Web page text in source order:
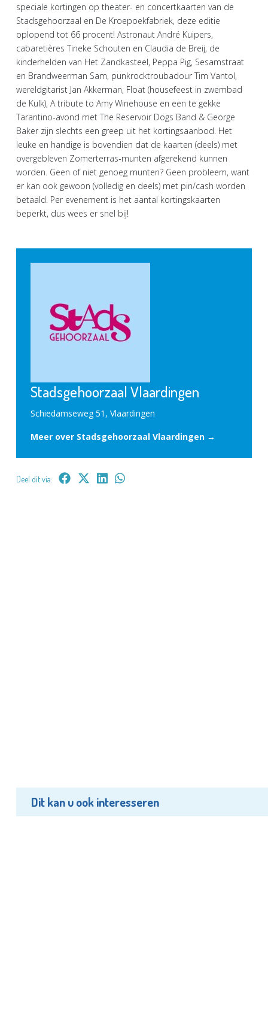
speciale kortingen op theater- en concertkaarten van de
Stadsgehoorzaal en De Kroepoekfabriek, deze editie
oplopend tot 66 procent! Astronaut André Kuipers,
cabaretières Tineke Schouten en Claudia de Breij, de
kinderhelden van Het Zandkasteel, Peppa Pig, Sesamstraat
en Brandweerman Sam, punkrocktroubadour Tim Vantol,
wereldgitarist Jan Akkerman, Float (housefeest in zwembad
de Kulk), A tribute to Amy Winehouse en een te gekke
Tarantino-avond met The Reservoir Dogs Band & George
Baker zijn slechts een greep uit het kortingsaanbod. Het
leuke en handige is bovendien dat de kaarten (deels) met
overgebleven Zomerterras-munten afgerekend kunnen
worden. Geen of niet genoeg munten? Geen probleem, want
er kan ook gewoon (volledig en deels) met pin/cash worden
betaald. Per evenement is het aantal kortingskaarten
beperkt, dus wees er snel bij!
Stadsgehoorzaal Vlaardingen
Schiedamseweg 51, Vlaardingen
Meer over Stadsgehoorzaal Vlaardingen →
Deel dit via:
Dit kan u ook interesseren